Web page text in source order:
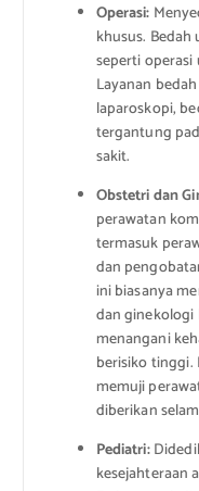
Operasi:
khusus.
seperti
Layanan
laparoskopi,
tergantung
sakit.
Obstetri dan
perawatan
termasuk
dan
ini biasanya
dan
menangani
berisiko tinggi.
memuji
diberikan
Pediatri:
kesejahteraan